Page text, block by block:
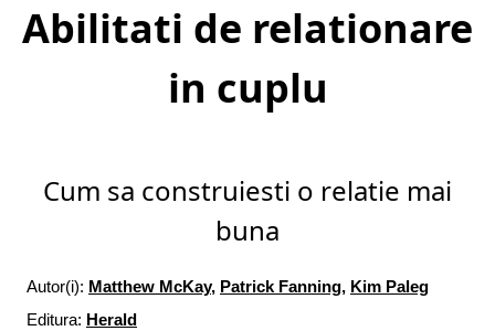
Abilitati de relationare
in cuplu
Cum sa construiesti o relatie mai
buna
Autor(i): Matthew McKay, Patrick Fanning, Kim Paleg
Editura: Herald